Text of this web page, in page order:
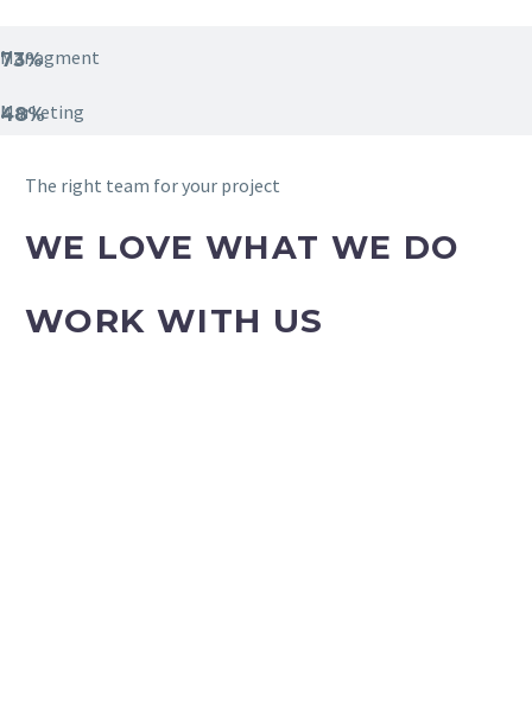
Managment
73%
Marketing
48%
The right team for your project
WE LOVE WHAT WE DO
WORK WITH US